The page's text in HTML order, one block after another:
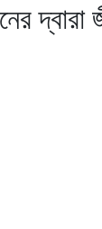
দ্বারা